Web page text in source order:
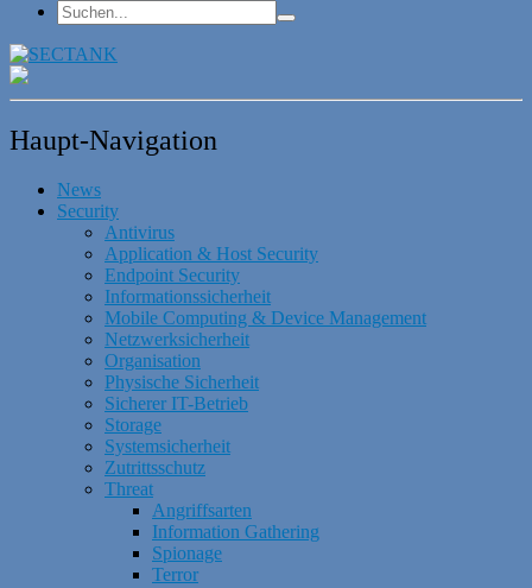
Haupt-Navigation
News
Security
Antivirus
Application & Host Security
Endpoint Security
Informationssicherheit
Mobile Computing & Device Management
Netzwerksicherheit
Organisation
Physische Sicherheit
Sicherer IT-Betrieb
Storage
Systemsicherheit
Zutrittsschutz
Threat
Angriffsarten
Information Gathering
Spionage
Terror